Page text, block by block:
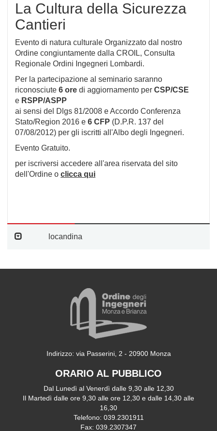
La Cultura della Sicurezza
Cantieri
Evento di natura culturale Organizzato dal nostro
Ordine congiuntamente dalla CROIL, Consulta
Regionale Ordini Ingegneri Lombardi.
Per la partecipazione al seminario saranno
riconosciute 6 ore di aggiornamento per CSP/CSE
e RSPP/ASPP
ai sensi del Dlgs 81/2008 e Accordo Conferenza
Stato/Region 2016 e 6 CFP (D.P.R. 137 del
07/08/2012) per gli iscritti all'Albo degli Ingegneri.
Evento Gratuito.
per iscriversi accedere all'area riservata del sito
dell'Ordine o clicca qui
locandina
Indirizzo: via Passerini, 2 - 20900 Monza
ORARIO AL PUBBLICO
Dal Lunedì al Venerdì dalle 9,30 alle 12,30
Il Martedì dalle ore 9,30 alle ore 12,30 e dalle 14,30 alle
16,30
Telefono: 039.2301911
Fax: 039.2307347